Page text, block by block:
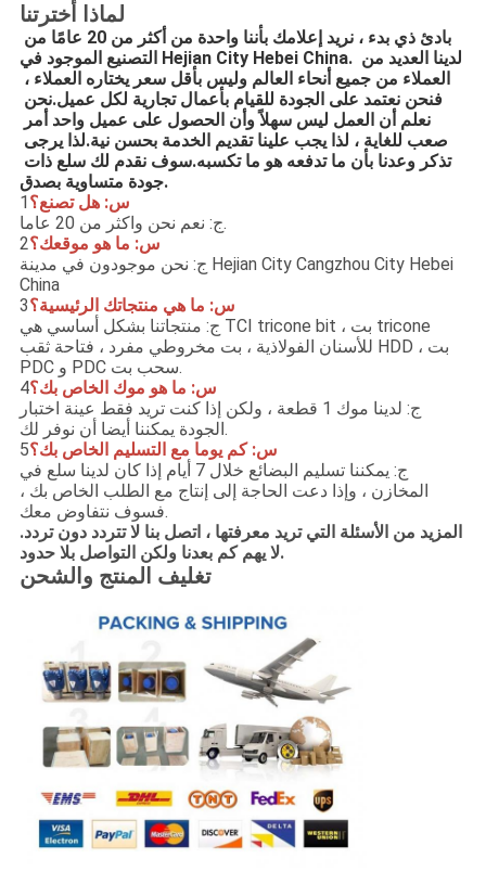
لماذا أخترتنا
التصنيع الموجود في Hejian City Hebei China. لدينا العديد من
جودة متساوية بصدق.
1س: هل تصنع؟
ج: نعم نحن واكثر من 20 عاما.
2س: ما هو موقعك؟
ج: نحن موجودون في مدينة Hejian City Cangzhou City Hebei
China
3س: ما هي منتجاتك الرئيسية؟
ج: منتجاتنا بشكل أساسي هي TCI tricone bit ، بت tricone
للأسنان الفولاذية ، بت مخروطي مفرد ، فتاحة ثقب HDD ، بت
PDC و PDC سحب بت.
4س: ما هو موك الخاص بك؟
ج: لدينا موك 1 قطعة ، ولكن إذا كنت تريد فقط عينة اختبار
الجودة يمكننا أيضا أن نوفر لك.
5س: كم يوما مع التسليم الخاص بك؟
ج: يمكننا تسليم البضائع خلال 7 أيام إذا كان لدينا سلع في
المخازن ، وإذا دعت الحاجة إلى إنتاج مع الطلب الخاص بك ،
فسوف نتفاوض معك.
المزيد من الأسئلة التي تريد معرفتها ، اتصل بنا لا تتردد دون تردد.
لا يهم كم بعدنا ولكن التواصل بلا حدود.
تغليف المنتج والشحن